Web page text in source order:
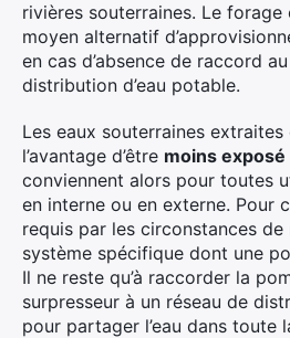
rivières souterraines. Le forage
moyen alternatif
en cas d’absence de raccord
distribution d’eau potable.
Les eaux souterraines extraites
l’avantage d’être moins exposé
conviennent alors pour toutes
en interne ou en externe. Pour
requis par les circonstances
système spécifique dont une
Il ne reste qu’à raccorder la
surpresseur à un réseau de
pour partager l’eau dans toute